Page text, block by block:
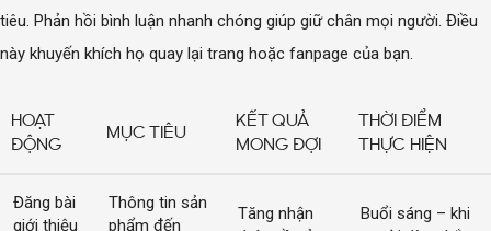
tiêu. Phản hồi bình luận nhanh chóng giúp giữ chân mọi người. Điều
này khuyến khích họ quay lại trang hoặc fanpage của bạn.
HOẠT
ĐỘNG
MỤC TIÊU
KẾT QUẢ
MONG ĐỢI
THỜI ĐIỂM
THỰC HIỆN
Đăng bài
giới thiệu
Thông tin sản
phẩm đến
Tăng nhận
Buổi sáng – khi